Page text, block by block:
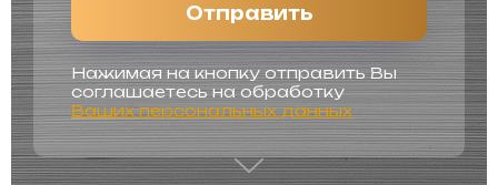
Отправить
Нажимая на кнопку отправить Вы
соглашаетесь на обработку
Ваших персональных данных